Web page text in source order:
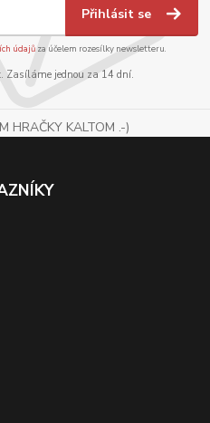
Přihlásit se
údajůza účelem rozesílky newsletteru.
Zasíláme jednou za 14 dní.
HRAČKY KALTOM .-)